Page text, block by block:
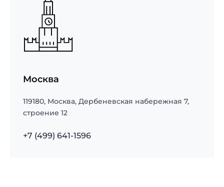
Москва
119180, Москва, Дербеневская набережная 7,
строение 12
+7 (499) 641-1596